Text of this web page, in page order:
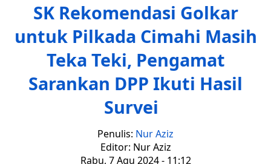
SK Rekomendasi Golkar
untuk Pilkada Cimahi Masih
Teka Teki, Pengamat
Sarankan DPP Ikuti Hasil
Survei
Penulis: Nur Aziz
Editor: Nur Aziz
Rabu, 7 Agu 2024 - 11:12